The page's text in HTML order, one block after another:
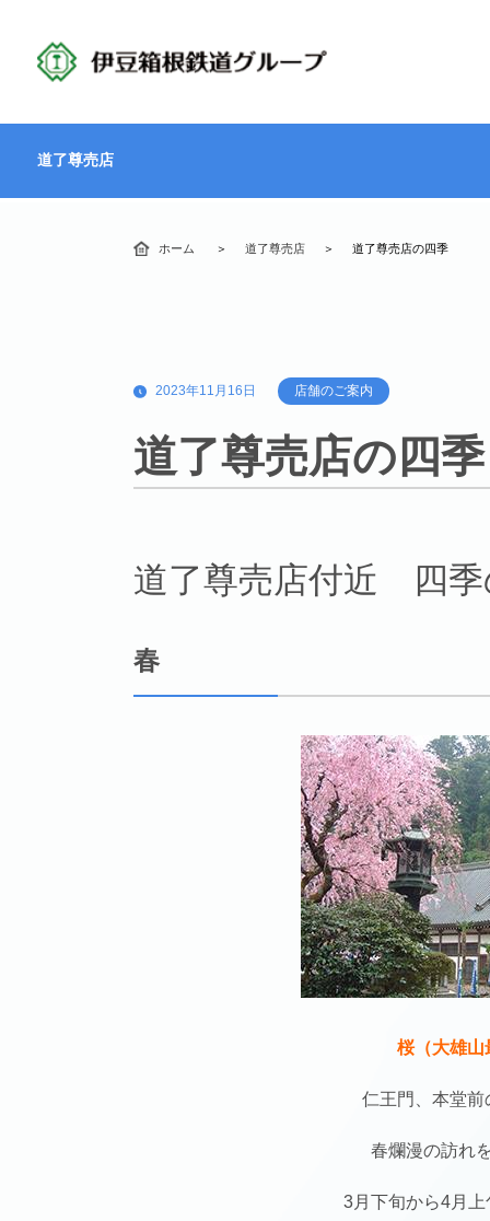
道了尊売店
ホーム 道了尊売店 道了尊売店の四季
2023年11月16日 店舗のご案内
道了尊売店の四季
道了尊売店付近 四季
春
桜（大雄山
仁王門、本堂
春爛漫の訪れ
3月下旬から4月